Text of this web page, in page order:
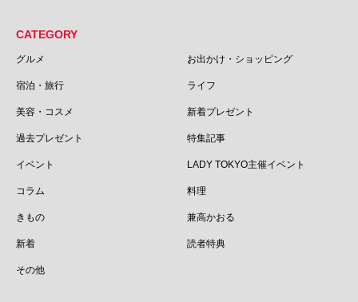
CATEGORY
グルメ お出かけ・ショッピング
宿泊・旅行 ライフ
美容・コスメ 新着プレゼント
過去プレゼント 特集記事
イベント LADY TOKYO主催イベント
コラム 料理
きもの 兼高かおる
新着 読者特典
その他